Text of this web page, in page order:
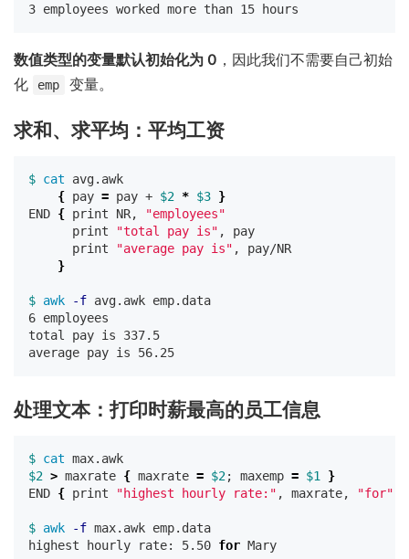
数值类型的变量默认初始化为 0 ，因此我们不需要自己初始
化
emp 变量。
求和、求平均：平均工资
$ cat avg.awk
{ pay = pay + $2 * $3 }
END { print NR,
"employees"
      print
"total pay is" , pay
      print
"average pay is" , pay/NR
}
$ awk -f avg.awk emp.data
6 employees
total pay is 337.5
处理文本：打印时薪最高的员工信息
$ cat
$2 > maxrate { maxrate = $2; maxemp = $1
}
END { print "highest hourly rate:" , maxrate, "for"
$ awk -f max.awk emp.data
highest hourly rate: 5.50 for